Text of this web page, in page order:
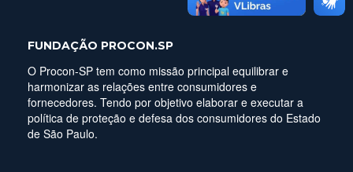
FUNDAÇÃO PROCON.SP
O Procon-SP tem como missão principal equilibrar e
harmonizar as relações entre consumidores e
fornecedores. Tendo por objetivo elaborar e executar a
política de proteção e defesa dos consumidores do Estado
de São Paulo.